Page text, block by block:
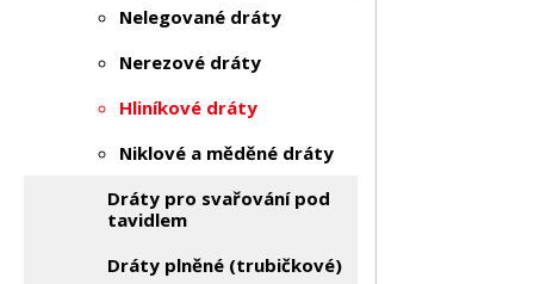
Nelegované dráty
Nerezové dráty
Hliníkové dráty
Niklové a měděné dráty
Dráty pro svařování pod
tavidlem
Dráty plněné (trubičkové)